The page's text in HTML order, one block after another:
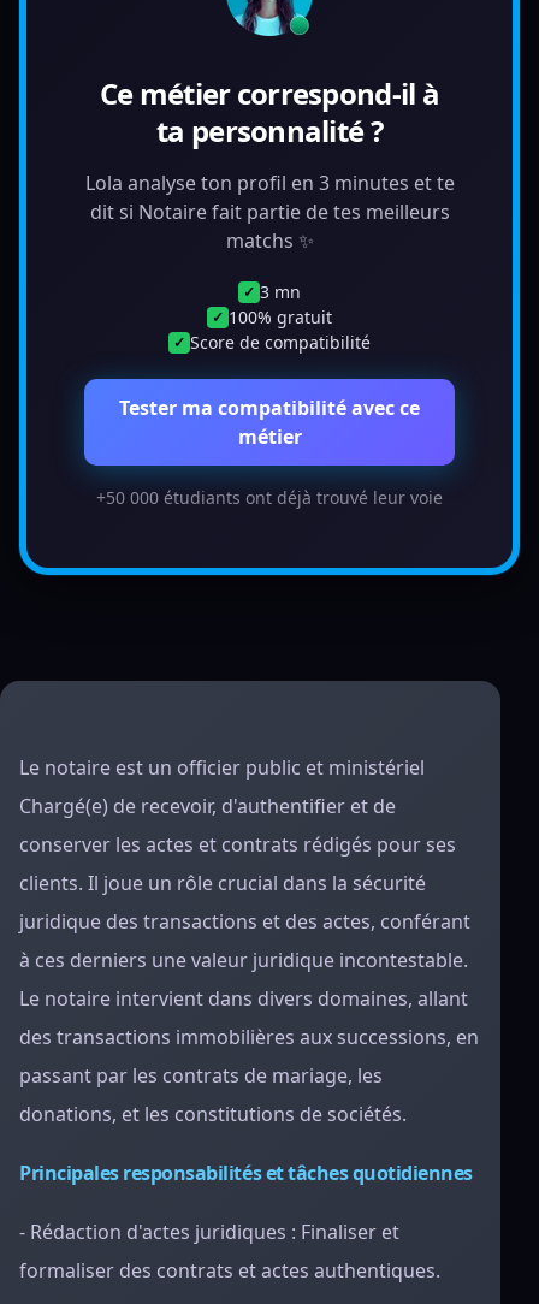
Ce métier correspond-il à
ta personnalité ?
Lola analyse ton profil en 3 minutes et te
dit si Notaire fait partie de tes meilleurs
matchs ✨
✓ 3 mn
✓ 100% gratuit
✓ Score de compatibilité
Tester ma compatibilité avec ce
métier
+50 000 étudiants ont déjà trouvé leur voie
Le notaire est un officier public et ministériel
Chargé(e) de recevoir, d'authentifier et de
conserver les actes et contrats rédigés pour ses
clients. Il joue un rôle crucial dans la sécurité
juridique des transactions et des actes, conférant
à ces derniers une valeur juridique incontestable.
Le notaire intervient dans divers domaines, allant
des transactions immobilières aux successions, en
passant par les contrats de mariage, les
donations, et les constitutions de sociétés.
Principales responsabilités et tâches quotidiennes
- Rédaction d'actes juridiques : Finaliser et
formaliser des contrats et actes authentiques.